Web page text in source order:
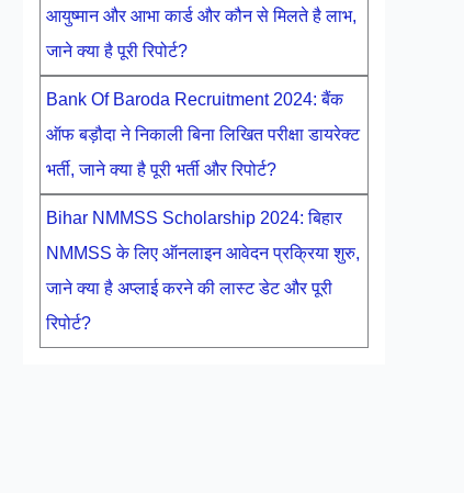
आयुष्मान और आभा कार्ड और कौन से मिलते है लाभ,
जाने क्या है पूरी रिपोर्ट?
Bank Of Baroda Recruitment 2024: बैंक
ऑफ बड़ौदा ने निकाली बिना लिखित परीक्षा डायरेक्ट
भर्ती, जाने क्या है पूरी भर्ती और रिपोर्ट?
Bihar NMMSS Scholarship 2024: बिहार
NMMSS के लिए ऑनलाइन आवेदन प्रक्रिया शुरु,
जाने क्या है अप्लाई करने की लास्ट डेट और पूरी
रिपोर्ट?